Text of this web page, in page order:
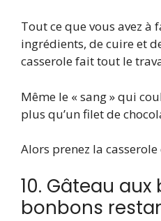
Tout ce que vous avez à
ingrédients, de cuire et
casserole fait tout le
Même le « sang » qui
plus qu’un filet de
Alors prenez la
10. Gâteau
bonbons